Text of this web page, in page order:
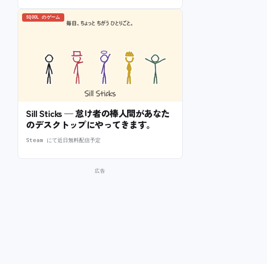
SQOOL のゲーム
Sill Sticks — 怠け者の棒人間があなた
のデスクトップにやってきます。
Steam にて近日無料配信予定